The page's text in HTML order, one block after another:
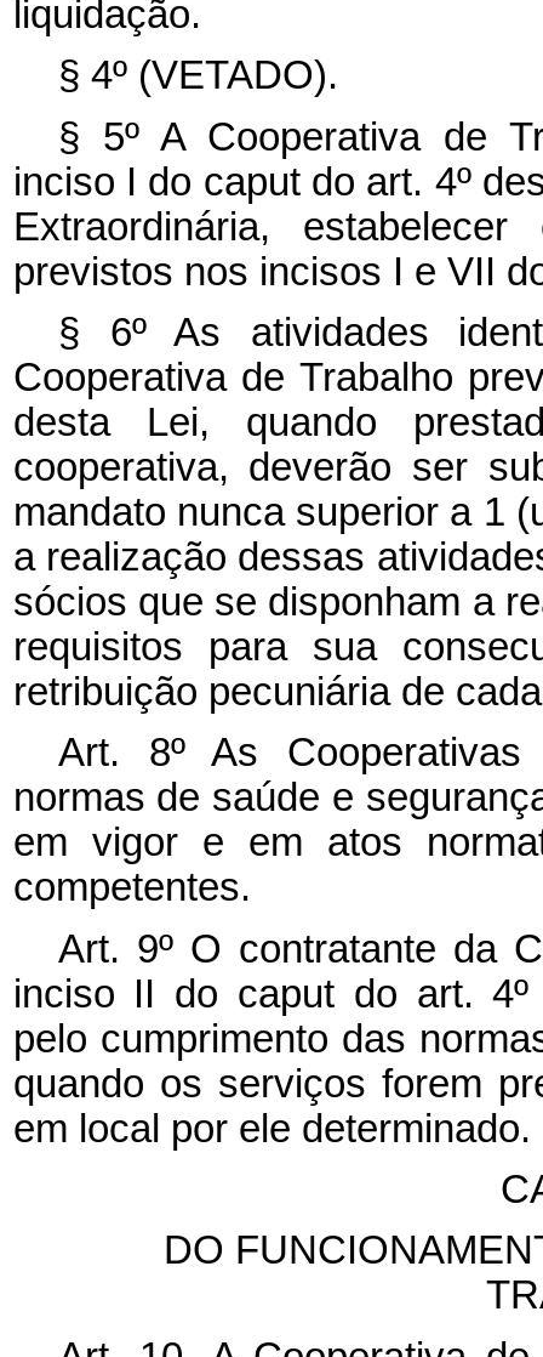
liquidação.
§ 4º (VETADO).
§ 5º A Cooperativa de
inciso I do caput do art. 4º
Extraordinária,
previstos nos incisos I e VII
§ 6º As atividades
Cooperativa de Trabalho
desta Lei, quando
cooperativa, deverão ser
mandato nunca superior a 1
a realização dessas
sócios que se disponham a
requisitos para sua
retribuição pecuniária de
Art. 8º As
normas de saúde e
em vigor e em atos
competentes.
Art. 9º O contratante da
inciso II do caput do art. 4º
pelo cumprimento das
quando os serviços forem
em local por ele determinado.
DO